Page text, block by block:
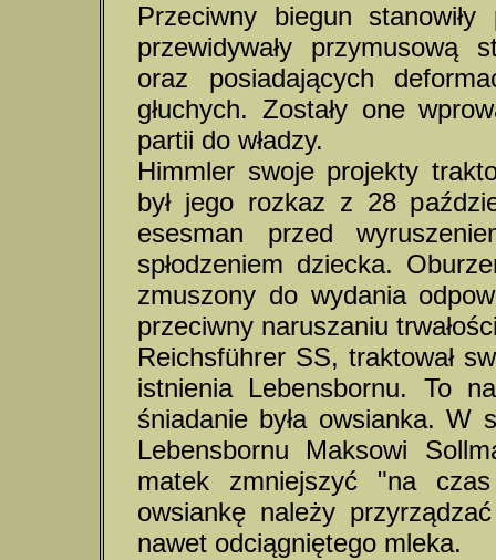
Przeciwny biegun
przewidywały przymusową
oraz posiadających
głuchych. Zostały one
partii do władzy.
Himmler swoje projekty
był jego rozkaz z 28
esesman przed
spłodzeniem dziecka.
zmuszony do wydania
przeciwny naruszaniu
Reichsführer SS, traktował
istnienia Lebensbornu. To
śniadanie była owsianka. W
Lebensbornu Maksowi
matek zmniejszyć "na
owsiankę należy
nawet odciągniętego mleka.